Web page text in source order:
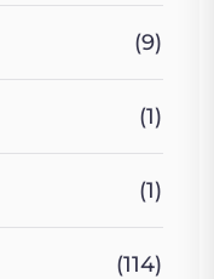
(9)
(1)
(1)
(114)